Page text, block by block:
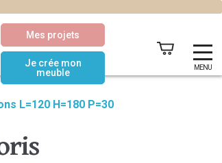
MENU
Mes projets
Je crée mon
meuble
L=120 H=180 P=30